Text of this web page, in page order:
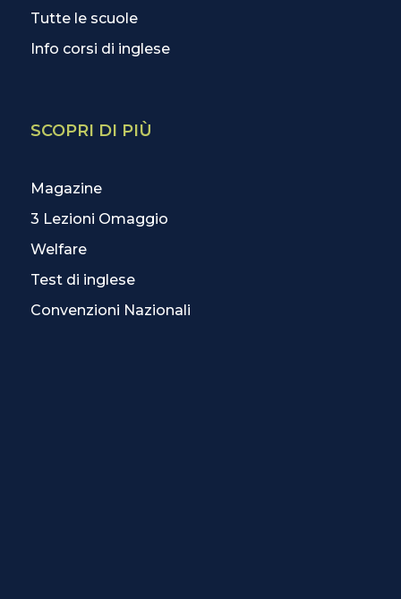
Tutte le scuole
Info corsi di inglese
SCOPRI DI PIÙ
Magazine
3 Lezioni Omaggio
Welfare
Test di inglese
Convenzioni Nazionali